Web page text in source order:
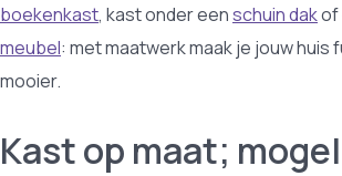
boekenkast, kast onder eenschuin dakof
meubel: met maatwerk maak je jouw huis
mooier.
Kast op maat;